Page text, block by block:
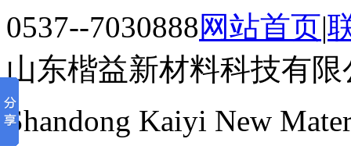
0537--7030888网站首页|
山东楷益新材料科技有限
Shandong Kaiyi New